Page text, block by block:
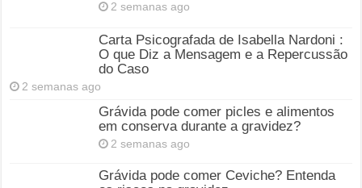
2 semanas ago
Carta Psicografada de Isabella Nardoni :
O que Diz a Mensagem e a Repercussão
do Caso
2 semanas ago
Grávida pode comer picles e alimentos
em conserva durante a gravidez?
2 semanas ago
Grávida pode comer Ceviche? Entenda